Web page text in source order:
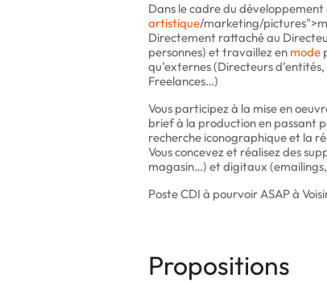
Dans le cadre du
artistique/marketing/
Directement rattaché au
personnes) et travaillez en mode
qu’externes (Directeurs
Freelances…)
Vous participez à la mise en
brief à la production en passant
recherche iconographique et la
Vous concevez et réalisez des
magasin…) et digitaux
Poste CDI à pourvoir ASAP à
Propositions